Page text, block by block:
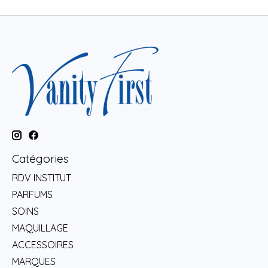
Catégories
RDV INSTITUT
PARFUMS
SOINS
MAQUILLAGE
ACCESSOIRES
MARQUES